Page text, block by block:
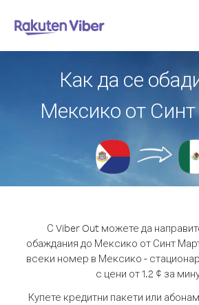
Как да се
Мексико от
С Viber Out можете да
обаждания до Мексико от Синт
всеки номер в Мексико -
с цени от 1.2 ¢ за
Купете кредитни пакети или